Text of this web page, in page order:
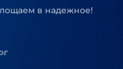
в надежное!